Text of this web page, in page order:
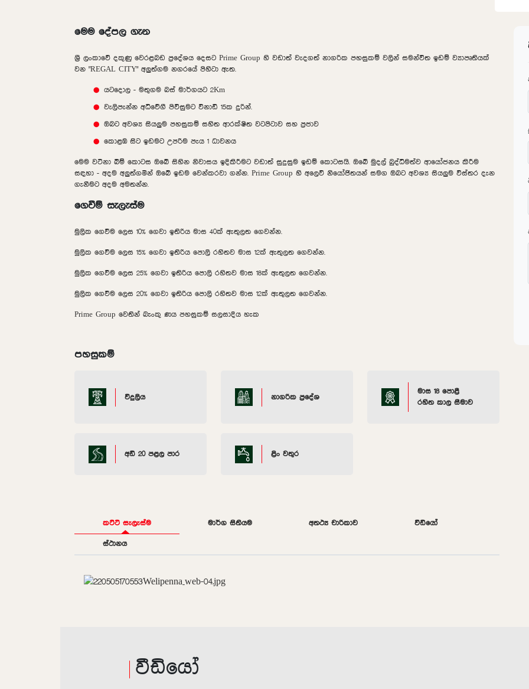
මෙම දේපල ගැන
ශ්‍රී ලංකාවේ දකුණු වෙරළබඩ ප්‍රදේශය දෙසට Prime Group හි වඩාත් වැදගත් නාගරික පහසුකම් වලින් සමන්විත ඉඩම් ව්‍යාපෘතියක්
වන "REGAL CITY" අලුත්ගම නගරයේ පිහිටා ඇත.
යටදොල - මතුගම බස් මාර්ගයට 2Km
වැලිපැන්න අධිවේගී පිවිසුමට විනාඩි 15ක දුරින්.
ඔබට අවශ්‍ය සියලුම පහසුකම් සහිත ආරක්ෂිත වටපිටාව සහ ප්‍රජාව
කොළඹ සිට ඉඩමට උපරිම පැය 1 ධාවනය
මෙම වටිනා බිම් කොටස ඔබේ සිහින නිවාසය ඉදිකිරීමට වඩාත් සුදුසුම ඉඩම් කොටසයි. ඔබේ මුදල් බුද්ධිමත්ව ආයෝජනය කිරීම
සඳහා - අදම අලුත්ගමින් ඔබේ ඉඩම වෙන්කරවා ගන්න. Prime Group හි අලෙවි නියෝජිතයන් සමග ඔබට අවශ්‍ය සියලුම විස්තර දැන
ගැනීමට අදම අමතන්න.
ගෙවීම් සැලැස්ම
මුලික ගෙවීම ලෙස 10% ගෙවා ඉතිරිය මාස 40ක් ඇතුලත ගෙවන්න.
මුලික ගෙවීම ලෙස 15% ගෙවා ඉතිරිය පොලි රහිතව මාස 12ක් ඇතුලත ගෙවන්න.
මුලික ගෙවීම ලෙස 25% ගෙවා ඉතිරිය පොලි රහිතව මාස 18ක් ඇතුලත ගෙවන්න.
මුලික ගෙවීම ලෙස 20% ගෙවා ඉතිරිය පොලි රහිතව මාස 12ක් ඇතුලත ගෙවන්න.
Prime Group වෙතින් බැංකු ණය පහසුකම් සලසාදිය හැක
පහසුකම්
විදුලිය නාගරික ප්‍රදේශ
මාස 18 පොළී
රහිත කාල සීමාව
අඩි 20 පළල පාර ළිං වතුර
කට්ටි සැලැස්ම මාර්ග සිතියම අතථ්‍ය චාරිකාව වීඩියෝ
ස්ථානය
වීඩියෝ